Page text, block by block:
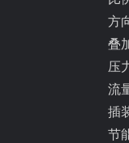
方
叠
压
流
插
节